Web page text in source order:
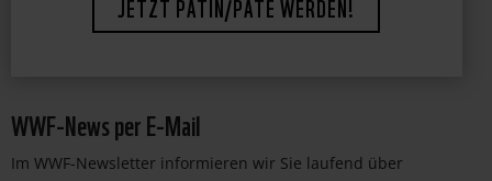
JETZT PATIN/PATE WERDEN!
WWF-News per E-Mail
Im WWF-Newsletter informieren wir Sie laufend über